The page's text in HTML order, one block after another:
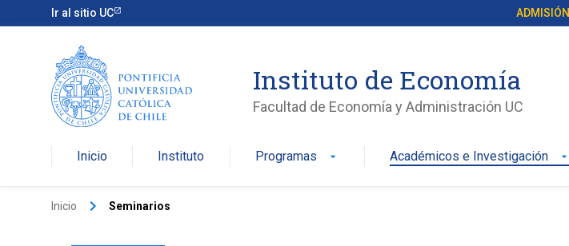
Ir al sitio UC ADMISIÓN
Instituto de Economía
Facultad de Economía y Administración UC
Inicio Instituto Programas arrow_drop_down Académicos e Investigación arrow_drop_down
Inicio keyboard_arrow_right Seminarios